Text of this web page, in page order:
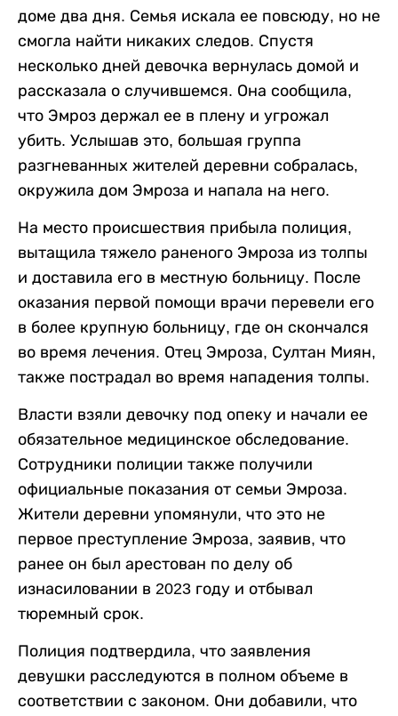
доме два дня. Семья искала ее повсюду, но не
смогла найти никаких следов. Спустя
несколько дней девочка вернулась домой и
рассказала о случившемся. Она сообщила,
что Эмроз держал ее в плену и угрожал
убить. Услышав это, большая группа
разгневанных жителей деревни собралась,
окружила дом Эмроза и напала на него.
На место происшествия прибыла полиция,
вытащила тяжело раненого Эмроза из толпы
и доставила его в местную больницу. После
оказания первой помощи врачи перевели его
в более крупную больницу, где он скончался
во время лечения. Отец Эмроза, Султан Миян,
также пострадал во время нападения толпы.
Власти взяли девочку под опеку и начали ее
обязательное медицинское обследование.
Сотрудники полиции также получили
официальные показания от семьи Эмроза.
Жители деревни упомянули, что это не
первое преступление Эмроза, заявив, что
ранее он был арестован по делу об
изнасиловании в 2023 году и отбывал
тюремный срок.
Полиция подтвердила, что заявления
девушки расследуются в полном объеме в
соответствии с законом. Они добавили, что